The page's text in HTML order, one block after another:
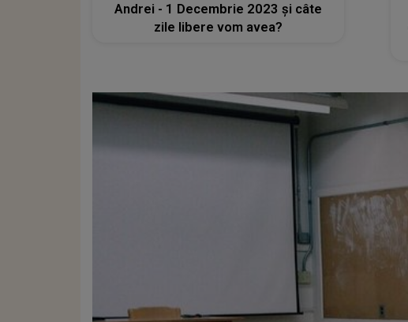
Andrei - 1 Decembrie 2023 și câte
zile libere vom avea?